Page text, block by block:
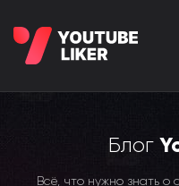
Блог
Всё, что нужно знать